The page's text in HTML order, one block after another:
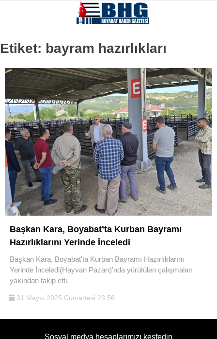
Etiket: bayram hazırlıkları
Başkan Kara, Boyabat’ta Kurban Bayramı
Hazırlıklarını Yerinde İnceledi
Başkan Kara, Boyabat'ta Kurban Bayramı Hazırlıklarını
Yerinde İnceledi(Hayvan Pazarı)'nda yürütülen çalışmaları
yakından takip etti.
31 Mayıs 2025 Cumartesi 23:56
Sosyal medya hesaplarımızı keşfedin